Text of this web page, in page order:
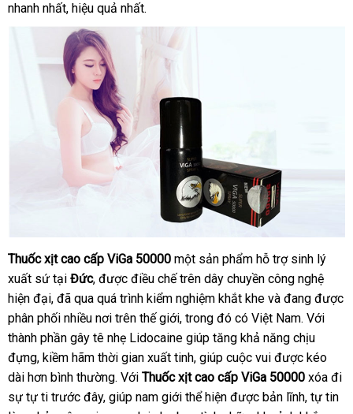
nhanh nhất, hiệu quả nhất.
Thuốc xịt cao cấp ViGa 50000 một sản phẩm hỗ trợ sinh lý
xuất sứ tại Đức, được điều chế trên dây chuyền công nghệ
hiện đại, đã qua quá trình kiểm nghiệm khắt khe và đang được
phân phối nhiều nơi trên thế giới, trong đó có Việt Nam. Với
thành phần gây tê nhẹ Lidocaine giúp tăng khả năng chịu
đựng, kiềm hãm thời gian xuất tinh, giúp cuộc vui được kéo
dài hơn bình thường. Với Thuốc xịt cao cấp ViGa 50000 xóa đi
sự tự ti trước đây, giúp nam giới thể hiện được bản lĩnh, tự tin